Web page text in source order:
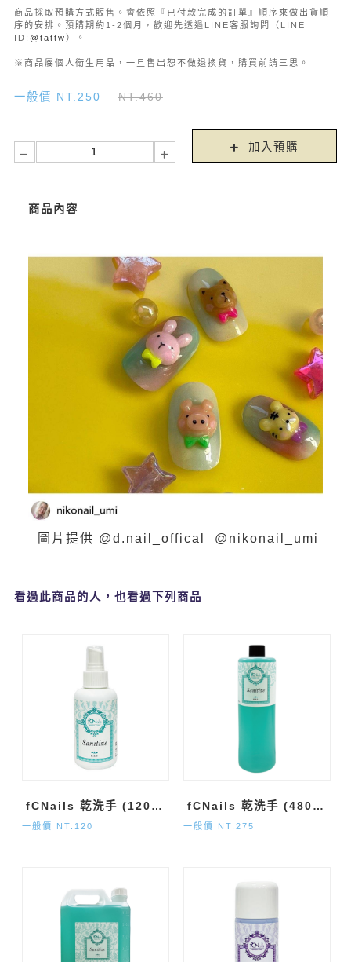
商品採取預購方式販售。會依照『已付款完成的訂單』順序來做出貨順
序的安排。預購期約1-2個月，歡迎先透過LINE客服詢問（LINE
ID: @tattw ）。
※商品屬個人衛生用品，一旦售出恕不做退換貨，購買前請三思。
一般價 NT.250 NT.460
加入預購
商品內容
圖片提供 @d.nail_offical @nikonail_umi
看過此商品的人，也看過下列商品
fCNails 乾洗手 (120ml)
一般價 NT.120
fCNails 乾洗手 (480ml)
一般價 NT.275